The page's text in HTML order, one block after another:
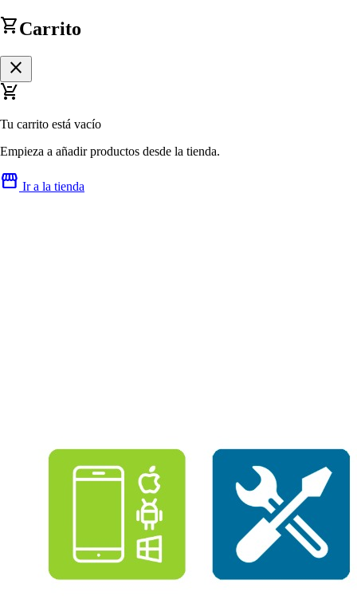
shopping_cartCarrito
close
remove_shopping_cart
Tu carrito está vacío
Empieza a añadir productos desde la tienda.
storefront Ir a la tienda